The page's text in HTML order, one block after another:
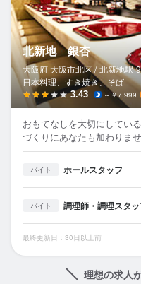
北新地 銀杏
大阪府 大阪市北区 / 北新地駅
日本料理、すき焼き、そば
3.43 ～￥7,999
おもてなしを大切にしてい
づくりにあなたも加わりま
バイト ホールスタッフ
バイト 調理師・調理スタッ
最終更新日：30日以上前
理想の求人